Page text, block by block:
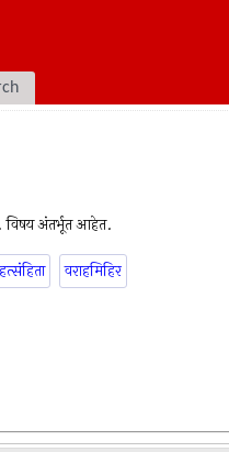
विषय अंतर्भूत आहेत.
वराहमिहिर